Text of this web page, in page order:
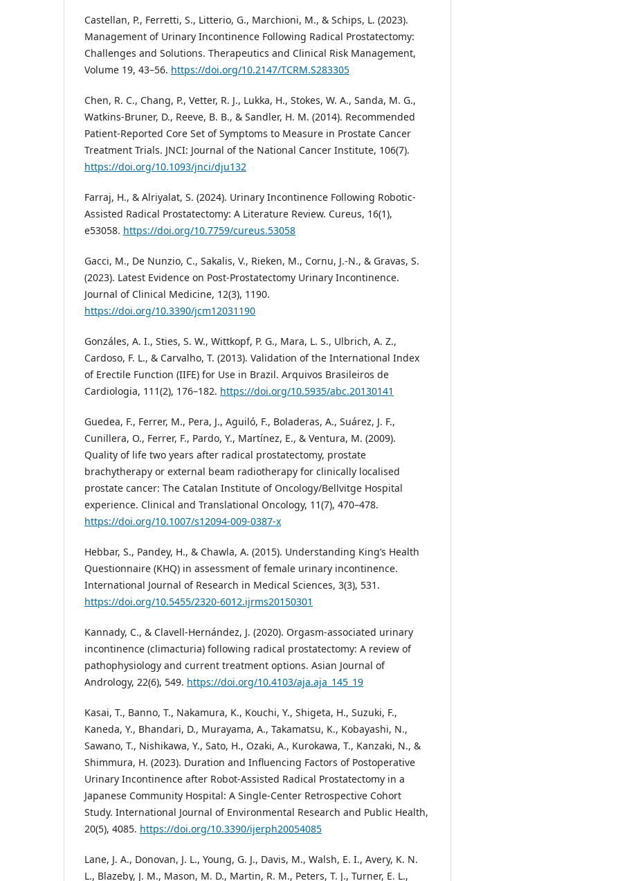
Castellan, P., Ferretti, S., Litterio, G., Marchioni, M., & Schips, L. (2023).
Management of Urinary Incontinence Following Radical Prostatectomy:
Challenges and Solutions. Therapeutics and Clinical Risk Management,
Volume 19, 43–56. https://doi.org/10.2147/TCRM.S283305
Chen, R. C., Chang, P., Vetter, R. J., Lukka, H., Stokes, W. A., Sanda, M. G.,
Watkins-Bruner, D., Reeve, B. B., & Sandler, H. M. (2014). Recommended
Patient-Reported Core Set of Symptoms to Measure in Prostate Cancer
Treatment Trials. JNCI: Journal of the National Cancer Institute, 106(7).
https://doi.org/10.1093/jnci/dju132
Farraj, H., & Alriyalat, S. (2024). Urinary Incontinence Following Robotic-
Assisted Radical Prostatectomy: A Literature Review. Cureus, 16(1),
e53058. https://doi.org/10.7759/cureus.53058
Gacci, M., De Nunzio, C., Sakalis, V., Rieken, M., Cornu, J.-N., & Gravas, S.
(2023). Latest Evidence on Post-Prostatectomy Urinary Incontinence.
Journal of Clinical Medicine, 12(3), 1190.
https://doi.org/10.3390/jcm12031190
Gonzáles, A. I., Sties, S. W., Wittkopf, P. G., Mara, L. S., Ulbrich, A. Z.,
Cardoso, F. L., & Carvalho, T. (2013). Validation of the International Index
of Erectile Function (IIFE) for Use in Brazil. Arquivos Brasileiros de
Cardiologia, 111(2), 176–182. https://doi.org/10.5935/abc.20130141
Guedea, F., Ferrer, M., Pera, J., Aguiló, F., Boladeras, A., Suárez, J. F.,
Cunillera, O., Ferrer, F., Pardo, Y., Martínez, E., & Ventura, M. (2009).
Quality of life two years after radical prostatectomy, prostate
brachytherapy or external beam radiotherapy for clinically localised
prostate cancer: The Catalan Institute of Oncology/Bellvitge Hospital
experience. Clinical and Translational Oncology, 11(7), 470–478.
https://doi.org/10.1007/s12094-009-0387-x
Hebbar, S., Pandey, H., & Chawla, A. (2015). Understanding King’s Health
Questionnaire (KHQ) in assessment of female urinary incontinence.
International Journal of Research in Medical Sciences, 3(3), 531.
https://doi.org/10.5455/2320-6012.ijrms20150301
Kannady, C., & Clavell-Hernández, J. (2020). Orgasm-associated urinary
incontinence (climacturia) following radical prostatectomy: A review of
pathophysiology and current treatment options. Asian Journal of
Andrology, 22(6), 549. https://doi.org/10.4103/aja.aja_145_19
Kasai, T., Banno, T., Nakamura, K., Kouchi, Y., Shigeta, H., Suzuki, F.,
Kaneda, Y., Bhandari, D., Murayama, A., Takamatsu, K., Kobayashi, N.,
Sawano, T., Nishikawa, Y., Sato, H., Ozaki, A., Kurokawa, T., Kanzaki, N., &
Shimmura, H. (2023). Duration and Influencing Factors of Postoperative
Urinary Incontinence after Robot-Assisted Radical Prostatectomy in a
Japanese Community Hospital: A Single-Center Retrospective Cohort
Study. International Journal of Environmental Research and Public Health,
20(5), 4085. https://doi.org/10.3390/ijerph20054085
Lane, J. A., Donovan, J. L., Young, G. J., Davis, M., Walsh, E. I., Avery, K. N.
L., Blazeby, J. M., Mason, M. D., Martin, R. M., Peters, T. J., Turner, E. L.,